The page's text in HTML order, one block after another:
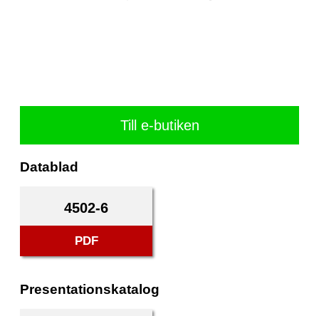
Till e-butiken
Datablad
4502-6
PDF
Presentationskatalog